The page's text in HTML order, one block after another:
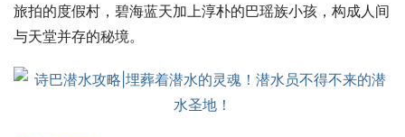
旅拍的度假村，碧海蓝天加上淳朴的巴瑶族小孩，构成人间
与天堂并存的秘境。 ​